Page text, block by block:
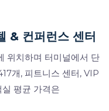
& 컨퍼런스 센터
위치하며 터미널에서 단
개, 피트니스 센터, VIP
평균 가격은